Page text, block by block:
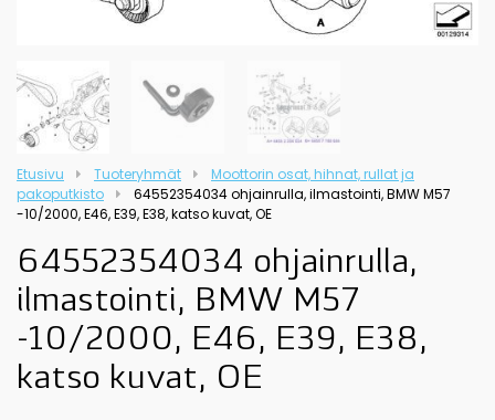
Etusivu Tuoteryhmät
Moottorin osat, hihnat, rullat ja
pakoputkisto
64552354034 ohjainrulla, ilmastointi, BMW M57
-10/2000, E46, E39, E38, katso kuvat, OE
64552354034 ohjainrulla,
ilmastointi, BMW M57
-10/2000, E46, E39, E38,
katso kuvat, OE